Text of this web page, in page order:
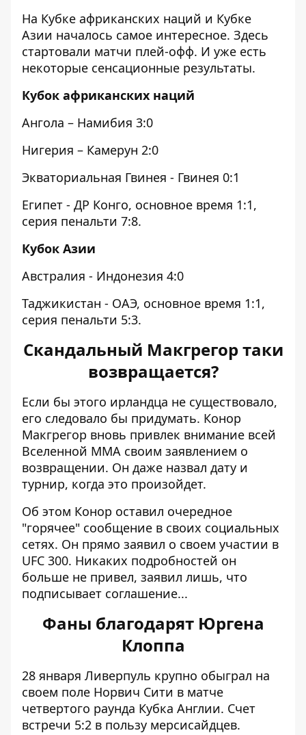
На Кубке африканских наций и Кубке
Азии началось самое интересное. Здесь
стартовали матчи плей-офф. И уже есть
некоторые сенсационные результаты.
Кубок африканских наций
Ангола – Намибия 3:0
Нигерия – Камерун 2:0
Экваториальная Гвинея - Гвинея 0:1
Египет - ДР Конго, основное время 1:1,
серия пенальти 7:8.
Кубок Азии
Австралия - Индонезия 4:0
Таджикистан - ОАЭ, основное время 1:1,
серия пенальти 5:3.
Скандальный Макгрегор таки
возвращается?
Если бы этого ирландца не существовало,
его следовало бы придумать. Конор
Макгрегор вновь привлек внимание всей
Вселенной ММА своим заявлением о
возвращении. Он даже назвал дату и
турнир, когда это произойдет.
Об этом Конор оставил очередное
"горячее" сообщение в своих социальных
сетях. Он прямо заявил о своем участии в
UFC 300. Никаких подробностей он
больше не привел, заявил лишь, что
подписывает соглашение...
Фаны благодарят Юргена
Клоппа
28 января Ливерпуль крупно обыграл на
своем поле Норвич Сити в матче
четвертого раунда Кубка Англии. Счет
встречи 5:2 в пользу мерсисайдцев.